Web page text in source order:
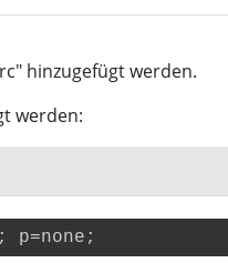
hinzugefügt werden.
werden:
p=none;